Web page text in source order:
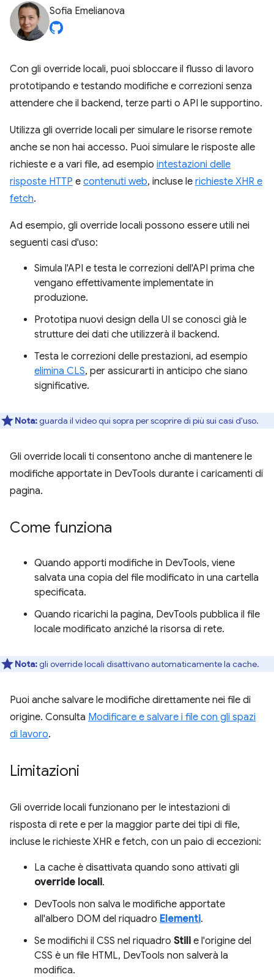
Sofia Emelianova
Con gli override locali, puoi sbloccare il flusso di lavoro
prototipando e testando modifiche e correzioni senza
attendere che il backend, terze parti o API le supportino.
Utilizza gli override locali per simulare le risorse remote
anche se non hai accesso. Puoi simulare le risposte alle
richieste e a vari file, ad esempio intestazioni delle
risposte HTTP e contenuti web, incluse le richieste XHR e
fetch.
Ad esempio, gli override locali possono essere utili nei
seguenti casi d'uso:
Simula l'API e testa le correzioni dell'API prima che
vengano effettivamente implementate in
produzione.
Prototipa nuovi design della UI se conosci già le
strutture dei dati che utilizzerà il backend.
Testa le correzioni delle prestazioni, ad esempio
elimina CLS, per assicurarti in anticipo che siano
significative.
Nota:guarda il video qui sopra per scoprire di più sui casi d'uso.
Gli override locali ti consentono anche di mantenere le
modifiche apportate in DevTools durante i caricamenti di
pagina.
Come funziona
Quando apporti modifiche in DevTools, viene
salvata una copia del file modificato in una cartella
specificata.
Quando ricarichi la pagina, DevTools pubblica il file
locale modificato anziché la risorsa di rete.
Nota:gli override locali disattivano automaticamente la cache.
Puoi anche salvare le modifiche direttamente nei file di
origine. Consulta Modificare e salvare i file con gli spazi
di lavoro.
Limitazioni
Gli override locali funzionano per le intestazioni di
risposta di rete e per la maggior parte dei tipi di file,
incluse le richieste XHR e fetch, con un paio di eccezioni:
La cache è disattivata quando sono attivati gli
override locali.
DevTools non salva le modifiche apportate
all'albero DOM del riquadro Elementi.
Se modifichi il CSS nel riquadro Stili e l'origine del
CSS è un file HTML, DevTools non salverà la
modifica.